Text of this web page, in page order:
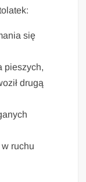
się
pieszych,
drugą
ruchu